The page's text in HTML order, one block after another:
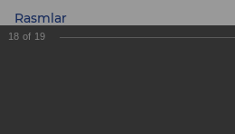
Rasmlar
18 of 19